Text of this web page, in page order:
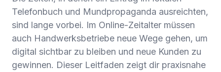
Telefonbuch und Mundpropaganda ausreichten,
sind lange vorbei. Im Online-Zeitalter müssen
auch Handwerksbetriebe neue Wege gehen, um
digital sichtbar zu bleiben und neue Kunden zu
gewinnen. Dieser Leitfaden zeigt dir praxisnahe